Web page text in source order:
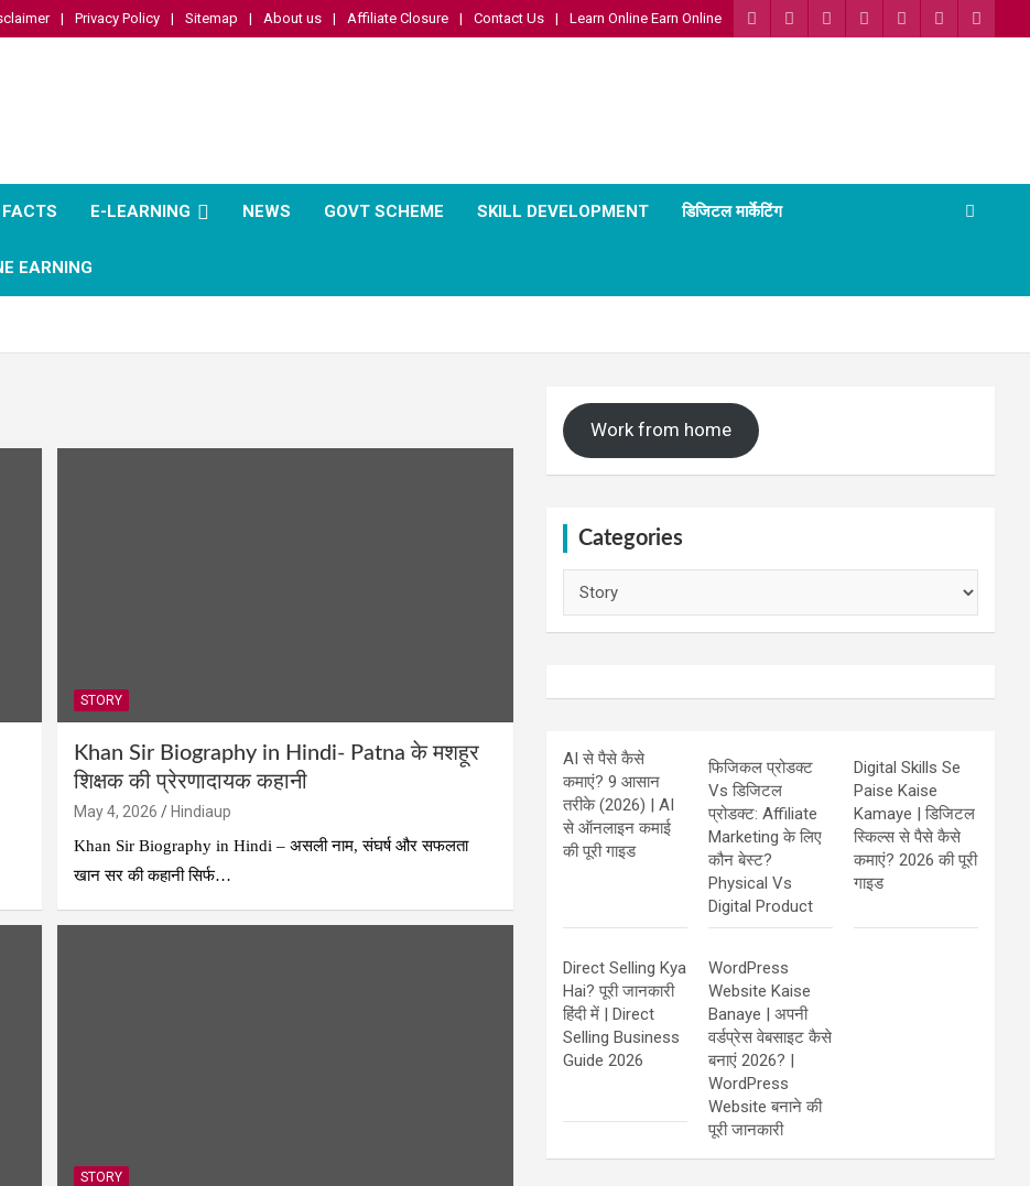
Privacy Policy Sitemap About us Affiliate Closure Contact Us Learn Online Earn Online
FACTS E-LEARNING NEWS GOVT SCHEME SKILL DEVELOPMENT डिजिटल मार्केटिंग
EARNING
STORY
Khan Sir Biography in Hindi- Patna के मशहूर
शिक्षक की प्रेरणादायक कहानी
May 4, 2026
Hindiaup
Khan Sir Biography in Hindi – असली नाम, संघर्ष और सफलता
खान सर की कहानी सिर्फ…
STORY
Work from home
Categories
AI से पैसे कैसे
कमाएं? 9 आसान
तरीके (2026) | AI
से ऑनलाइन कमाई
की पूरी गाइड
फिजिकल प्रोडक्ट
Vs डिजिटल
प्रोडक्ट: Affiliate
Marketing के लिए
कौन बेस्ट?
Physical Vs
Digital Product
Digital Skills Se
Paise Kaise
Kamaye | डिजिटल
स्किल्स से पैसे कैसे
कमाएं? 2026 की पूरी
गाइड
Direct Selling Kya
Hai? पूरी जानकारी
हिंदी में | Direct
Selling Business
Guide 2026
WordPress
Website Kaise
Banaye | अपनी
वर्डप्रेस वेबसाइट कैसे
बनाएं 2026? |
WordPress
Website बनाने की
पूरी जानकारी